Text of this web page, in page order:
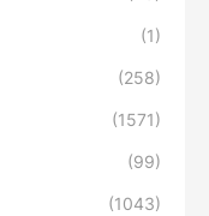
(1)
(258)
(1571)
(99)
(1043)